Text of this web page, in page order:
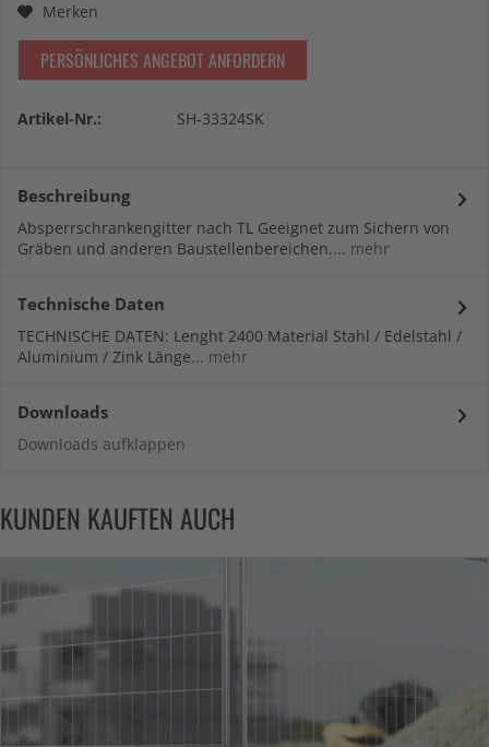
Merken
PERSÖNLICHES ANGEBOT ANFORDERN
Artikel-Nr.: SH-33324SK
Beschreibung
Absperrschrankengitter nach TL Geeignet zum Sichern von
Gräben und anderen Baustellenbereichen.... mehr
Technische Daten
TECHNISCHE DATEN: Lenght 2400 Material Stahl / Edelstahl /
Aluminium / Zink Länge... mehr
Downloads
Downloads aufklappen
KUNDEN KAUFTEN AUCH